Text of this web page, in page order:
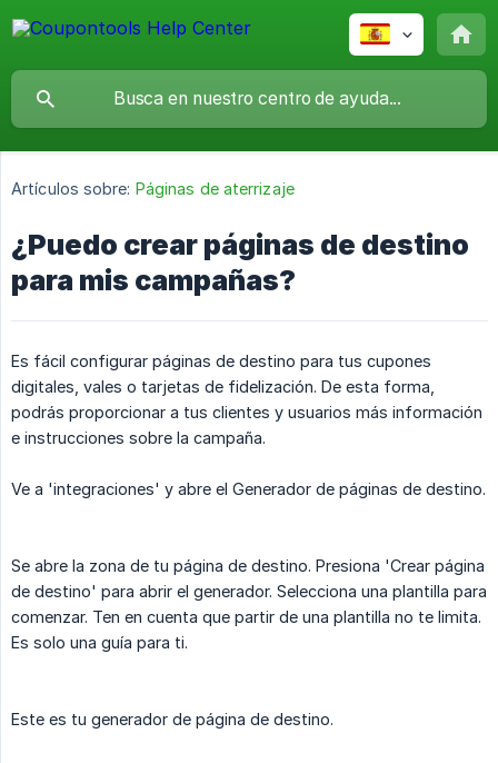
Artículos sobre: Páginas de aterrizaje
¿Puedo crear páginas de destino
para mis campañas?
Es fácil configurar páginas de destino para tus cupones
digitales, vales o tarjetas de fidelización. De esta forma,
podrás proporcionar a tus clientes y usuarios más información
e instrucciones sobre la campaña.
Ve a 'integraciones' y abre el Generador de páginas de destino.
Se abre la zona de tu página de destino. Presiona 'Crear página
de destino' para abrir el generador. Selecciona una plantilla para
comenzar. Ten en cuenta que partir de una plantilla no te limita.
Es solo una guía para ti.
Este es tu generador de página de destino.